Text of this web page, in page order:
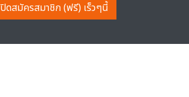
ปิดสมัครสมาชิก (ฟรี) เร็วๆนี้